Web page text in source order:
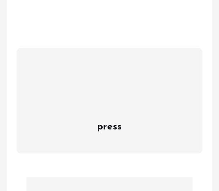
press